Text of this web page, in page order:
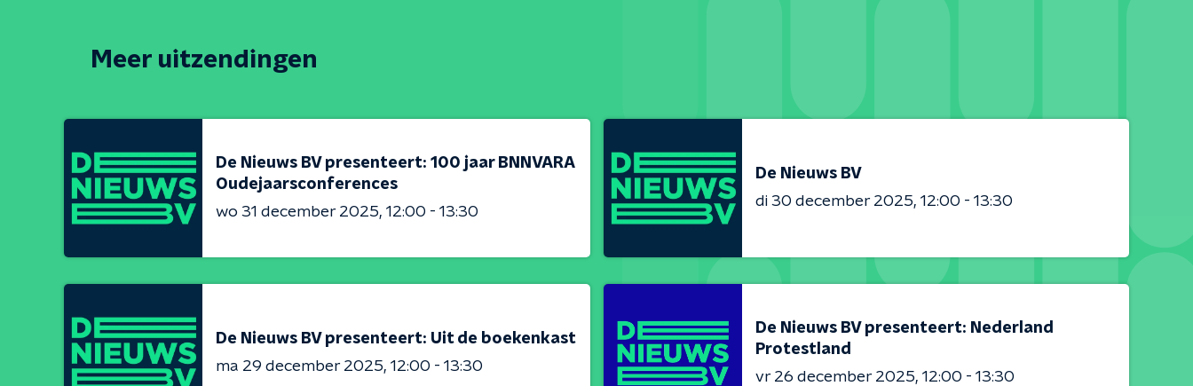
Meer uitzendingen
De Nieuws BV presenteert: 100 jaar BNNVARA
Oudejaarsconferences
wo 31 december 2025 12:00 - 13:30
De Nieuws BV
di 30 december 2025 12:00 - 13:30
De Nieuws BV presenteert: Uit de boekenkast
ma 29 december 2025 12:00 - 13:30
De Nieuws BV presenteert: Nederland
Protestland
vr 26 december 2025 12:00 - 13:30